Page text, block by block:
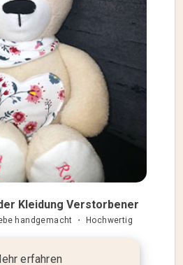
Kleidung Verstorbener
handgemacht ・ Hochwertig
erfahren